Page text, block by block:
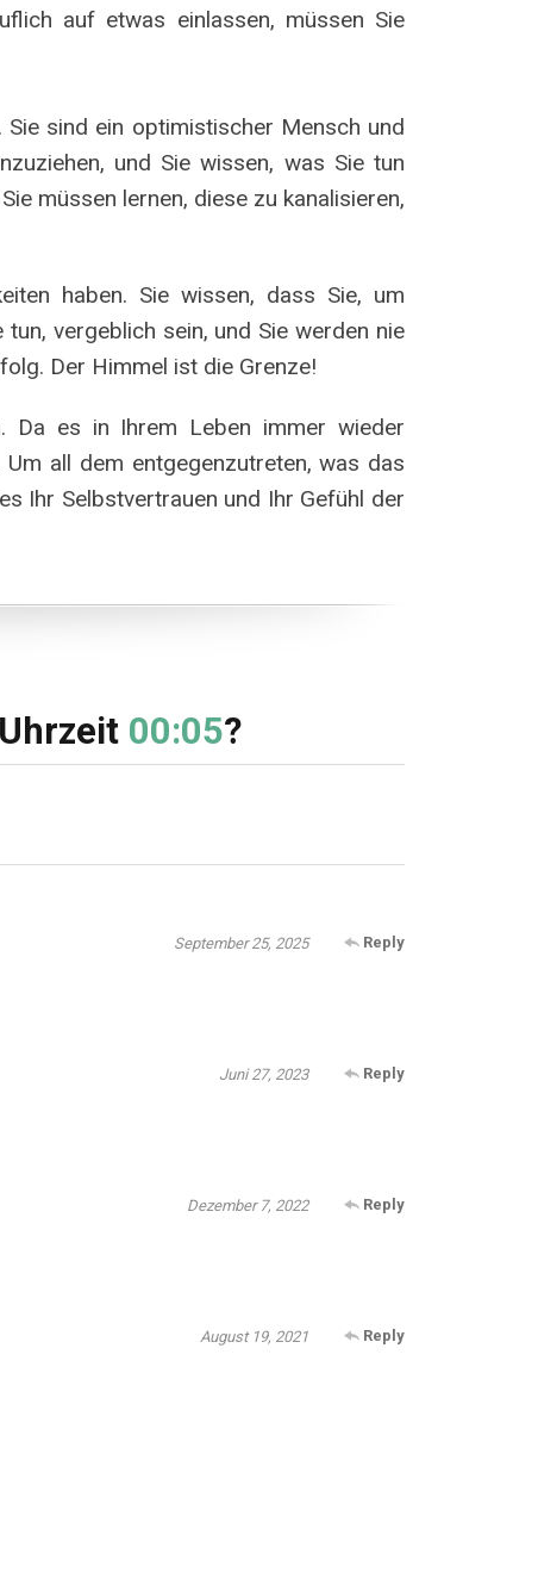
auf etwas einlassen, müssen Sie
sind ein optimistischer Mensch und
und Sie wissen, was Sie tun
müssen lernen, diese zu kanalisieren,
haben. Sie wissen, dass Sie, um
vergeblich sein, und Sie werden nie
Der Himmel ist die Grenze!
Da es in Ihrem Leben immer wieder
all dem entgegenzutreten, was das
Ihr Selbstvertrauen und Ihr Gefühl der
00:05?
Reply
September 25, 2025
Reply
Juni 27, 2023
Reply
Dezember 7, 2022
Reply
August 19, 2021